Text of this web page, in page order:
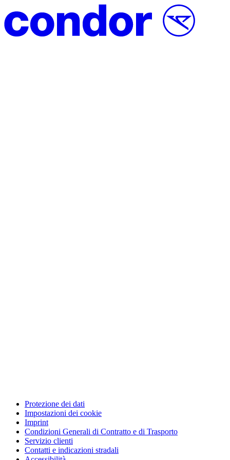
Protezione dei dati
Impostazioni dei cookie
Imprint
Condizioni Generali di Contratto e di Trasporto
Servizio clienti
Contatti e indicazioni stradali